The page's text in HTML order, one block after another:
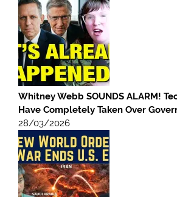
Whitney Webb SOUNDS ALARM!
Have Completely Taken Over
28/03/2026